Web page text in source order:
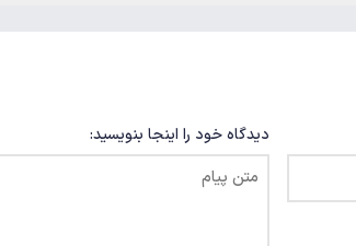
دیدگاه خود را اینجا بنویسید: